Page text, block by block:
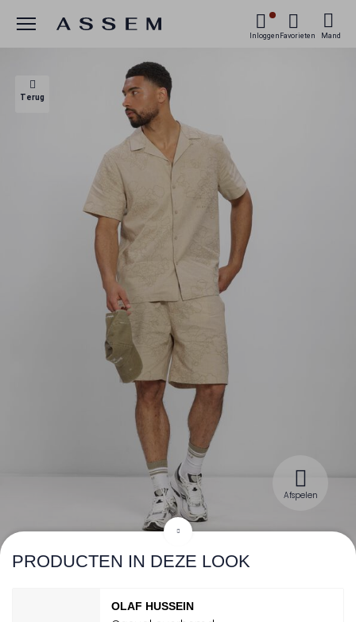
Menu
Inloggen Favorieten Mand
Terug
Afspelen
PRODUCTEN IN DEZE LOOK
OLAF HUSSEIN